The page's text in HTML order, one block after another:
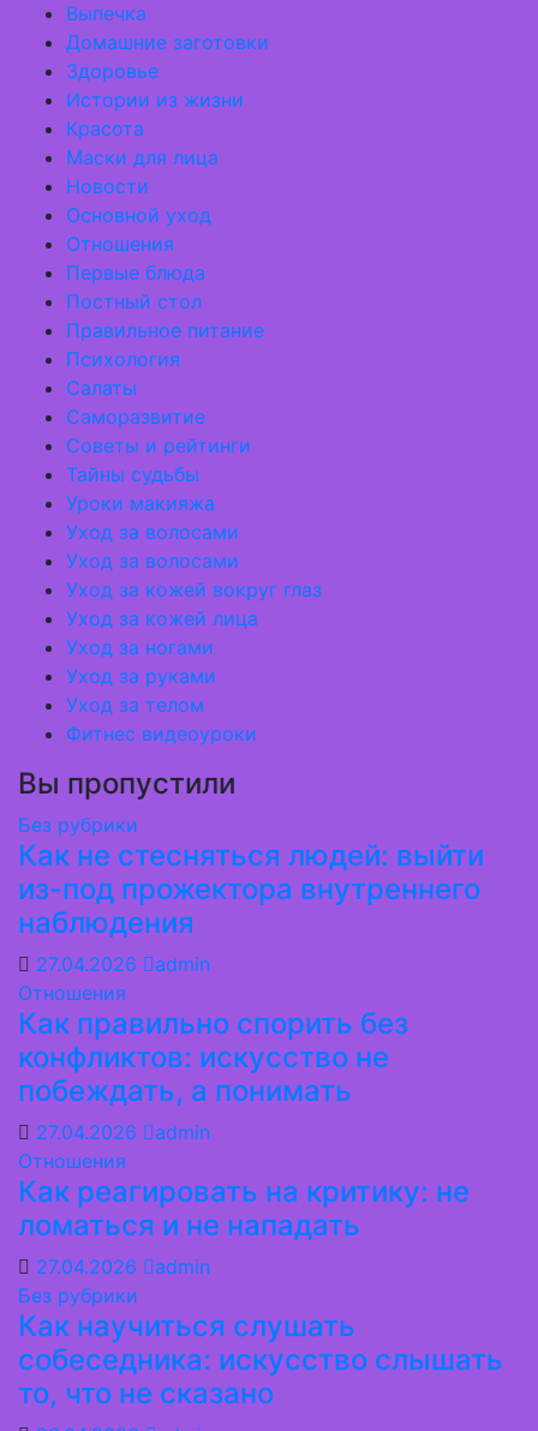
Выпечка
Домашние заготовки
Здоровье
Истории из жизни
Красота
Маски для лица
Новости
Основной уход
Отношения
Первые блюда
Постный стол
Правильное питание
Психология
Салаты
Саморазвитие
Советы и рейтинги
Тайны судьбы
Уроки макияжа
Уход за волосами
Уход за волосами
Уход за кожей вокруг глаз
Уход за кожей лица
Уход за ногами
Уход за руками
Уход за телом
Фитнес видеоуроки
Вы пропустили
Без рубрики
Как не стесняться людей: выйти
из-под прожектора внутреннего
наблюдения
27.04.2026
admin
Отношения
Как правильно спорить без
конфликтов: искусство не
побеждать, а понимать
27.04.2026
admin
Отношения
Как реагировать на критику: не
ломаться и не нападать
27.04.2026
admin
Без рубрики
Как научиться слушать
собеседника: искусство слышать
то, что не сказано